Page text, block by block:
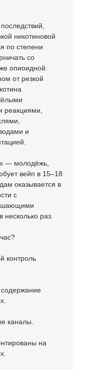
никотиновой
по степени
со
опиоидной.
от резкой
реакциями,
и
— молодёжь,
вейп в 15–18
оказывается в
с
раз.
контроль
каналы.
на